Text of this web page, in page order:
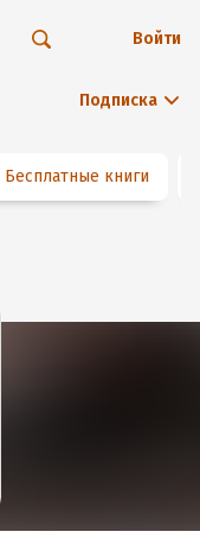
Подписка
Войти
Бесплатные книги